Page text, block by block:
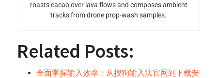
roasts cacao over lava flows and composes ambient
tracks from drone prop-wash samples.
Related Posts:
全面掌握输入效率：从搜狗输入法官网到下载安